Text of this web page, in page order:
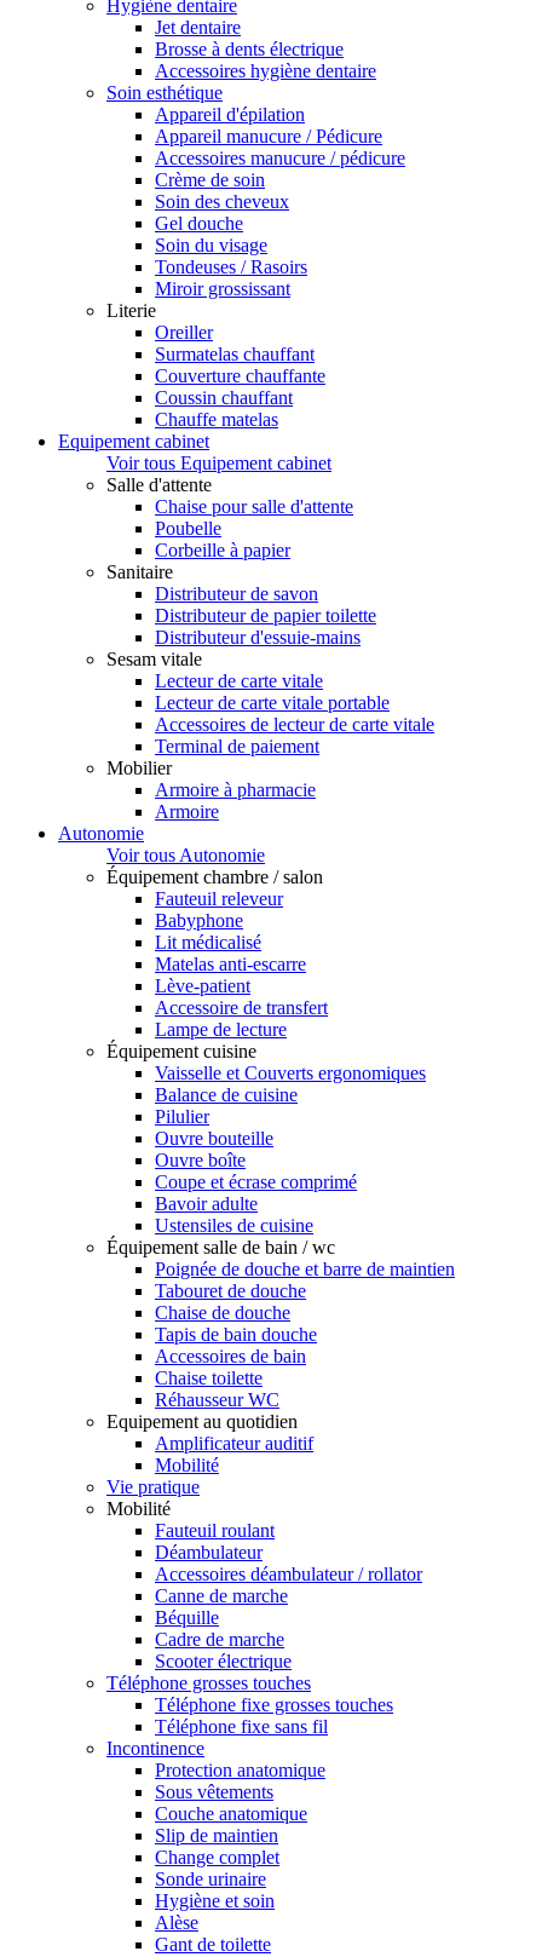
Hygiène dentaire
Jet dentaire
Brosse à dents électrique
Accessoires hygiène dentaire
Soin esthétique
Appareil d'épilation
Appareil manucure / Pédicure
Accessoires manucure / pédicure
Crème de soin
Soin des cheveux
Gel douche
Soin du visage
Tondeuses / Rasoirs
Miroir grossissant
Literie
Oreiller
Surmatelas chauffant
Couverture chauffante
Coussin chauffant
Chauffe matelas
Equipement cabinet
Voir tous Equipement cabinet
Salle d'attente
Chaise pour salle d'attente
Poubelle
Corbeille à papier
Sanitaire
Distributeur de savon
Distributeur de papier toilette
Distributeur d'essuie-mains
Sesam vitale
Lecteur de carte vitale
Lecteur de carte vitale portable
Accessoires de lecteur de carte vitale
Terminal de paiement
Mobilier
Armoire à pharmacie
Armoire
Autonomie
Voir tous Autonomie
Équipement chambre / salon
Fauteuil releveur
Babyphone
Lit médicalisé
Matelas anti-escarre
Lève-patient
Accessoire de transfert
Lampe de lecture
Équipement cuisine
Vaisselle et Couverts ergonomiques
Balance de cuisine
Pilulier
Ouvre bouteille
Ouvre boîte
Coupe et écrase comprimé
Bavoir adulte
Ustensiles de cuisine
Équipement salle de bain / wc
Poignée de douche et barre de maintien
Tabouret de douche
Chaise de douche
Tapis de bain douche
Accessoires de bain
Chaise toilette
Réhausseur WC
Equipement au quotidien
Amplificateur auditif
Mobilité
Vie pratique
Mobilité
Fauteuil roulant
Déambulateur
Accessoires déambulateur / rollator
Canne de marche
Béquille
Cadre de marche
Scooter électrique
Téléphone grosses touches
Téléphone fixe grosses touches
Téléphone fixe sans fil
Incontinence
Protection anatomique
Sous vêtements
Couche anatomique
Slip de maintien
Change complet
Sonde urinaire
Hygiène et soin
Alèse
Gant de toilette